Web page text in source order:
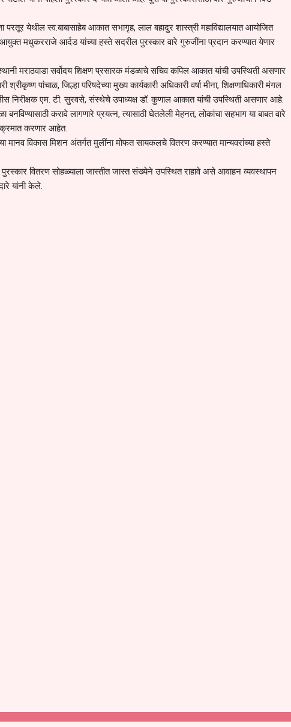
परतूर येथील स्व.बाबासाहेब आकात सभागृह, लाल बहादुर शास्त्री महाविद्यालयात आयोजित
आयुक्त मधुकरराजे आर्दड यांच्या हस्ते सदरील पुरस्कार वारे गुरुजींना प्रदान करण्यात येणार
मराठवाडा सर्वोदय शिक्षण प्रसारक मंडळाचे सचिव कपिल आकात यांची उपस्थिती असणार
पांचाळ, जिल्हा परिषदेच्या मुख्य कार्यकारी अधिकारी वर्षा मीना, शिक्षणाधिकारी मंगल
निरीक्षक एम. टी. सुरवसे, संस्थेचे उपाध्यक्ष डॉ. कुणाल आकात यांची उपस्थिती असणार आहे.
बनविण्यासाठी करावे लागणारे प्रयत्न, त्यासाठी घेतलेली मेहनत, लोकांचा सहभाग या बाबत वारे
करणार आहेत.
मानव विकास मिशन अंतर्गत मुलींना मोफत सायकलचे वितरण करण्यात मान्यवरांच्या हस्ते
पुरस्कार वितरण सोहळ्याला जास्तीत जास्त संख्येने उपस्थित राहावे असे आवाहन व्यवस्थापन
यांनी केले.